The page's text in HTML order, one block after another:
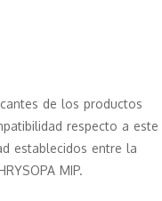
de los productos
respecto a este
establecidos entre la
MIP.